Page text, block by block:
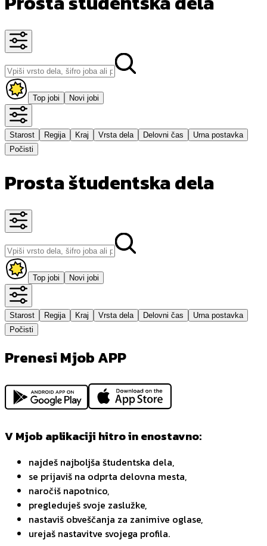
Top jobi Novi jobi
Starost Regija Kraj Vrsta dela Delovni čas
Urna postavka
Počisti
Prosta študentska dela
Top jobi Novi jobi
Starost Regija Kraj Vrsta dela Delovni čas
Urna postavka
Počisti
Prenesi Mjob APP
V Mjob aplikaciji hitro in enostavno:
najdeš najboljša študentska dela,
se prijaviš na odprta delovna mesta,
naročiš napotnico,
pregleduješ svoje zaslužke,
nastaviš obveščanja za zanimive oglase,
urejaš nastavitve svojega profila.